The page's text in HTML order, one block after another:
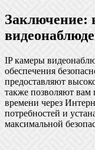
Заключение:
IP камеры
обеспечения
предоставляют
также позволяют вам
времени через
потребностей и
максимальной